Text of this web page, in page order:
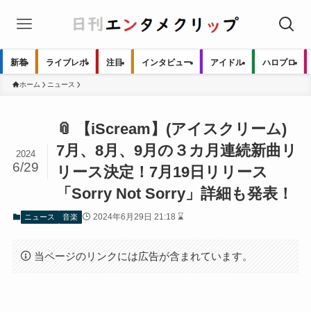
新着 ライブレポ 注目 インタビュー アイドル ハロプロ
ホーム ニュース
📎 【iScream】(アイスクリーム)
7月、8月、9月の３カ月連続新曲リ
リース決定！7月19日リリース
「Sorry Not Sorry」詳細も発表！
2024
6/29
ニュース 音楽 2024年6月29日 21:18 ⌛
当ページのリンクには広告が含まれています。